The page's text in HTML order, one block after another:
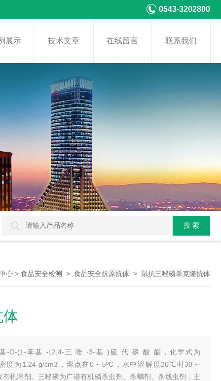
0543-3202800
展示 技术文章 在线留言 联系我们
心 > 食品安全检测 > 食品安全抗原抗体 > 鼠抗三唑磷单克隆抗体
-O-(1-苯基 -l,2,4-三 唑 -3-基 )硫 代 磷 酸 酯，化学式为
度为1.24 g/cm3，熔点在0～5ºC，水中溶解度20℃时30～
机溶剂。三唑磷为广谱有机磷杀虫剂、杀螨剂、杀线虫剂，主